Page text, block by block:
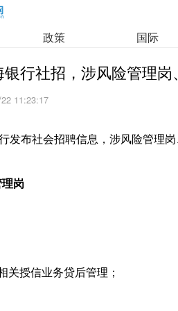
政策 国际
银行社招，涉风险管理
11:23:17
发布社会招聘信息，涉风险管理岗
岗
关授信业务贷后管理；